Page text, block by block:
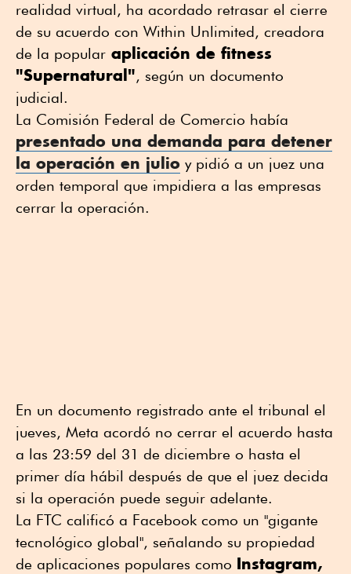
realidad virtual, ha acordado retrasar el cierre
de su acuerdo con Within Unlimited, creadora
de la popular aplicación de fitness
"Supernatural", según un documento
judicial.
La Comisión Federal de Comercio había
presentado una demanda para detener
la operación en julio y pidió a un juez una
orden temporal que impidiera a las empresas
cerrar la operación.
En un documento registrado ante el tribunal el
jueves, Meta acordó no cerrar el acuerdo hasta
a las 23:59 del 31 de diciembre o hasta el
primer día hábil después de que el juez decida
si la operación puede seguir adelante.
La FTC calificó a Facebook como un "gigante
tecnológico global", señalando su propiedad
de aplicaciones populares como Instagram,